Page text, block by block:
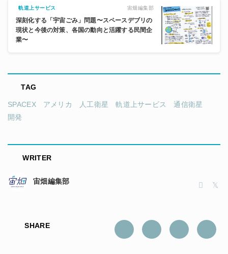
軌道上サービス 宙畑編集部
深刻化する「宇宙ごみ」問題〜スペースデブリの
現状と今後の対策、各国の動向と活躍する民間企
業〜
TAG
SPACEX アメリカ 人工衛星 軌道上サービス
通信衛星
開発
WRITER
宙畑編集部
SHARE